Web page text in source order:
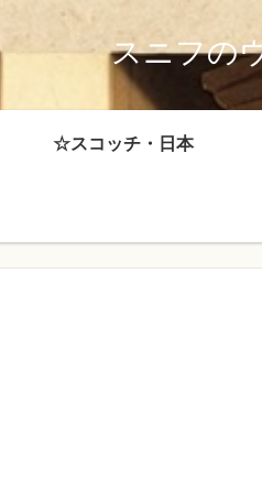
スニフの
☆スコッチ・日本